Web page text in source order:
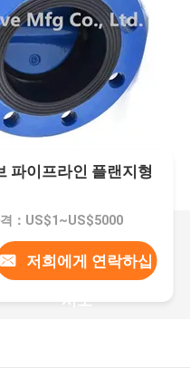
파이프라인 플랜지형
：US$1~US$5000
저희에게 연락하십
시오